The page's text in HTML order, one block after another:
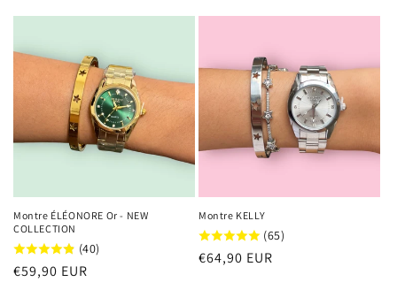
Montre ÉLÉONORE Or - NEW
COLLECTION
(40)
Prix
€59,90 EUR
Montre KELLY
(65)
Prix
€64,90 EUR